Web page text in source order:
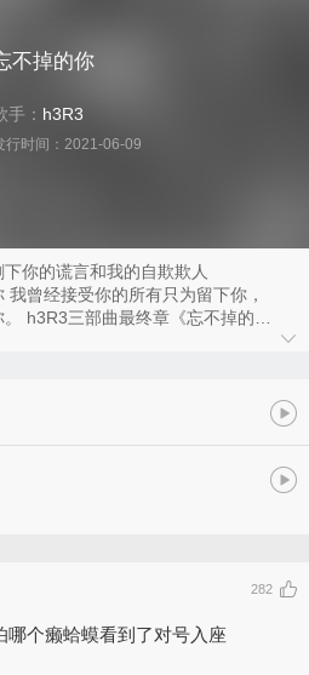
不掉的你
手： h3R3
行时间： 2021-06-09
你的谎言和我的自欺欺人
曾经接受你的所有只为留下你，
h3R3三部曲最终章《忘不掉的
腻深情的风格，内容呼应前作精髓，延
者，同时加入了全新元素，前奏循环
开彼此感情的外壳，露出里面支离破
和不甘，只剩一人桎梏在感情的漩
播放，如今早已物是人非，只剩冰冷的
歌叙事性的歌词，生动重现你离开我
开那张微笑的假面，找到答案，冷漠
，句句诺言化为灰烬，厌恶的眼神将
要换成自由给对方。无数个梦里都有
脑海中一遍遍心碎的呐喊, “我放你
你。“ 我爱你，是放手，是妥协，是
282
哪个癞蛤蟆看到了对号入座